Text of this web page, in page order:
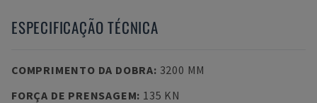
ESPECIFICAÇÃO TÉCNICA
COMPRIMENTO DA DOBRA: 3200 MM
FORÇA DE PRENSAGEM: 135 KN